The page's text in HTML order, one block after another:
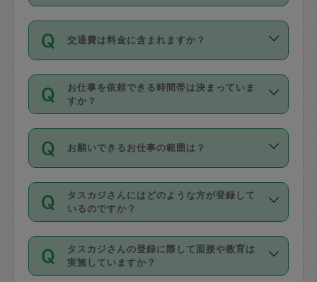
がっていく仕組みになっています。
Diners Club）のみとなります。
を行う際にご入力ください。プロフィー
ル登録時にはご入力いただかなくても大
丈夫です。
デビットカード・プリペイドカード（Vプ
リカ、au WALLETなど）は支払にはご利
銀行振込や現金払いも対応していませ
なお、タスカジさんの交通費も、依頼料
金のご請求と合わせてお支払いとなりま
動計算で表示されます。
依頼には「スポット」と「定期（毎週｜
隔週）」があり、「定期」の依頼は「ス
ポット」よりお得な料金でご利用できま
す。
定期の最低利用回数は設けていない代わ
りに、一定数を超えたキャンセルは有償
（例：毎週定期の場合は３回以上のキャ
ンセルが有償（1200円、隔週定期の場合
は２回以上のキャンセルが有償（1200
交通費は料金に含まれますか？
交通費は依頼料金とは別途発生し、依頼
料金のご請求と合わせてお支払いとなり
ます。交通費の金額は「依頼の詳細」に
お仕事を依頼できる時間帯は決まっていま
すか？
時間帯は3種類あります。いずれも１回あ
たり３時間です。
・ＡＭ ９時～１２時
・ＰＭ １３時～１６時
・夜 １８時～２１時
開始時間を２時間前後変更することが可
お願いできるお仕事の範囲は？
掃除、整理収納、洗濯、買い物、料理、
作り置きです。タスカジさんによってで
きる仕事の範囲が異なりますので、依頼
する前にタスカジさんのプロフィールで
確認してください。
基本的に、高所での作業や危険作業、屋
タスカジさんにはどのような方が登録して
いるのですか？
主婦として長年の家事経験をお持ちの
方、栄養士・調理師といった資格者で保
育園や学校の給食やレストランで料理関
タスカジさんの登録に際して面接や教育は
実施していますか？